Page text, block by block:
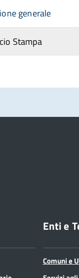
generale
Stampa
Enti e
Comuni e